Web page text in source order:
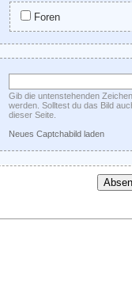
Foren
Gib die untenstehenden
werden. Solltest du das Bild
dieser Seite.
Neues Captchabild laden